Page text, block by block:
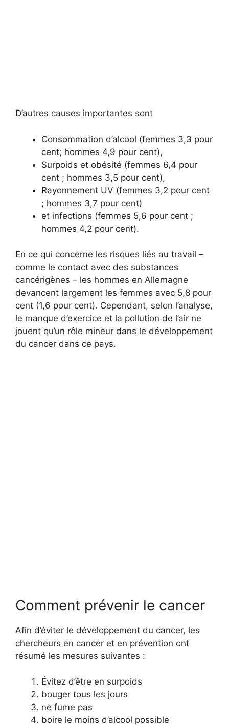
D’autres causes importantes sont
Consommation d’alcool (femmes 3,3 pour
cent; hommes 4,9 pour cent),
Surpoids et obésité (femmes 6,4 pour
cent ; hommes 3,5 pour cent),
Rayonnement UV (femmes 3,2 pour cent
; hommes 3,7 pour cent)
et infections (femmes 5,6 pour cent ;
hommes 4,2 pour cent).
En ce qui concerne les risques liés au travail –
comme le contact avec des substances
cancérigènes – les hommes en Allemagne
devancent largement les femmes avec 5,8 pour
cent (1,6 pour cent). Cependant, selon l’analyse,
le manque d’exercice et la pollution de l’air ne
jouent qu’un rôle mineur dans le développement
du cancer dans ce pays.
Comment prévenir le cancer
Afin d’éviter le développement du cancer, les
chercheurs en cancer et en prévention ont
résumé les mesures suivantes :
Évitez d’être en surpoids
bouger tous les jours
ne fume pas
boire le moins d’alcool possible